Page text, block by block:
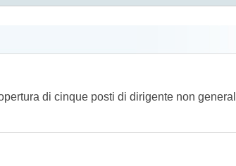
di cinque posti di dirigente non